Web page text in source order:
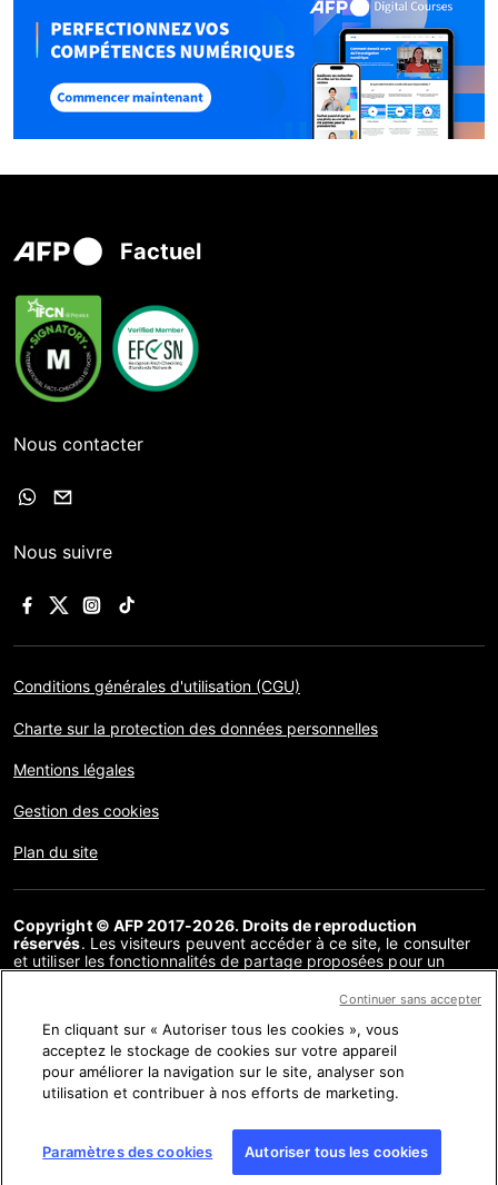
Factuel
Nous contacter
Nous suivre
Conditions générales d'utilisation (CGU)
Charte sur la protection des données personnelles
Mentions légales
Gestion des cookies
Plan du site
Copyright © AFP 2017-2026. Droits de reproduction
réservés. Les visiteurs peuvent accéder à ce site, le consulter
et utiliser les fonctionnalités de partage proposées pour un
communication au public, distribution de tout ou partie du
soit, sans licence spécifique signée avec l’AFP, est interdite. Les
éléments analysés dans le cadre de chaque factuel sont
présentés ou font l’objet de liens dans la mesure nécessaire à la
bonne compréhension de la vérification de l’information
concernée. L’AFP ne détient pas de licence les concernant et
En cliquant sur « Autoriser tous les cookies », vous
acceptez le stockage de cookies sur votre appareil
pour améliorer la navigation sur le site, analyser son
utilisation et contribuer à nos efforts de marketing.
Paramètres des cookies Autoriser tous les cookies
Continuer sans accepter